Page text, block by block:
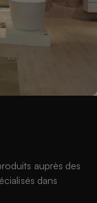
auprès des
dans